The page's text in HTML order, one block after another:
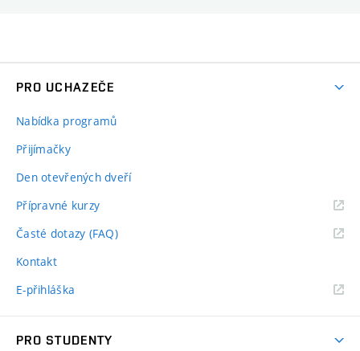
PRO UCHAZEČE
Nabídka programů
Přijímačky
Den otevřených dveří
Přípravné kurzy
Časté dotazy (FAQ)
Kontakt
E-přihláška
PRO STUDENTY